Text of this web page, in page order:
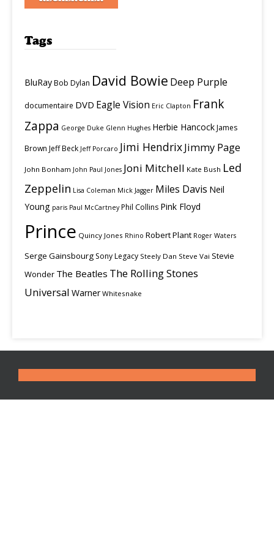
Tags
BluRayBob Dylan David Bowie Deep Purple
documentaire DVD Eagle Vision Eric Clapton Frank
Zappa George Duke Glenn Hughes Herbie HancockJames
Brown Jeff Beck Jeff Porcaro Jimi HendrixJimmy Page
John Bonham John Paul Jones Joni Mitchell Kate Bush Led
Zeppelin Lisa Coleman Mick Jagger Miles Davis Neil
Young paris Paul McCartney Phil Collins Pink Floyd
Prince Quincy Jones Rhino Robert Plant Roger Waters
Serge Gainsbourg Sony Legacy Steely Dan Steve Vai Stevie
Wonder The Beatles The Rolling Stones
Universal Warner Whitesnake